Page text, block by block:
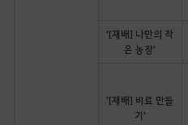
'[재배] 나만의 작
은 농장'
'[재배] 비료 만들
기'